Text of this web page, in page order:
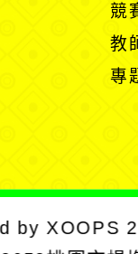
競
教
專
by XOOPS